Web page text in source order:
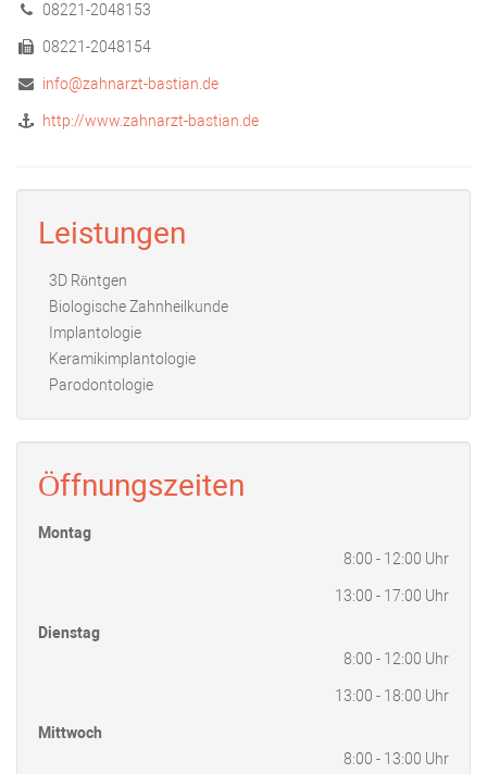
08221-2048153
08221-2048154
info@zahnarzt-bastian.de
http://www.zahnarzt-bastian.de
Leistungen
3D Röntgen
Biologische Zahnheilkunde
Implantologie
Keramikimplantologie
Parodontologie
Öffnungszeiten
Montag
8:00 - 12:00 Uhr
13:00 - 17:00 Uhr
Dienstag
8:00 - 12:00 Uhr
13:00 - 18:00 Uhr
Mittwoch
8:00 - 13:00 Uhr